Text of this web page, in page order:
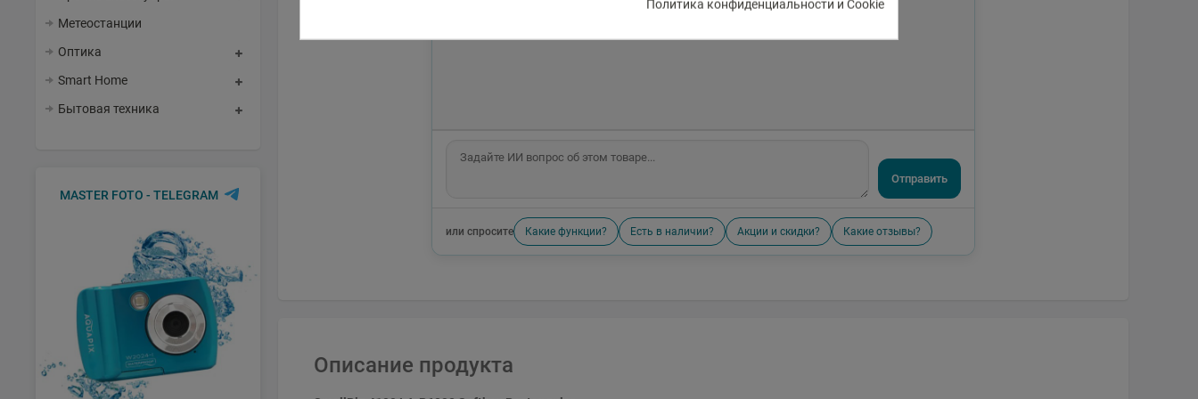
Политика конфиденциальности и Cookie
Метеостанции
Оптика
Smart Home
Бытовая техника
MASTER FOTO - TELEGRAM
Отправить
или спросите Какие функции? Есть в наличии? Акции и скидки? Какие отзывы?
Описание продукта